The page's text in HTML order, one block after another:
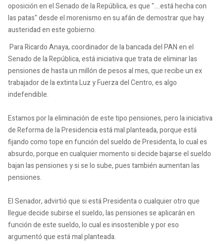
oposición en el Senado de la República, es que "....está hecha con
las patas" desde el morenismo en su afán de demostrar que hay
austeridad en este gobierno.
Para Ricardo Anaya, coordinador de la bancada del PAN en el
Senado de la República, está iniciativa que trata de eliminar las
pensiones de hasta un millón de pesos al mes, que recibe un ex
trabajador de la extinta Luz y Fuerza del Centro, es algo
indefendible.
Estamos por la eliminación de este tipo pensiones, pero la iniciativa
de Reforma de la Presidencia está mal planteada, porque está
fijando como tope en función del sueldo de Presidenta, lo cual es
absurdo, porque en cualquier momento si decide bajarse el sueldo
bajan las pensiones y si se lo sube, pues también aumentan las
pensiones.
El Senador, advirtió que si está Presidenta o cualquier otro que
llegue decide subirse el sueldo, las pensiones se aplicarán en
función de este sueldo, lo cual es insostenible y por eso
argumentó que está mal planteada.